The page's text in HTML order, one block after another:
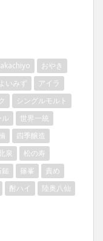
おやき
いみず
アイラ
シングルモルト
世界一統
四季醸造
泉
松の寿
鎚 篠峯
責め
酎ハイ
陸奥八仙